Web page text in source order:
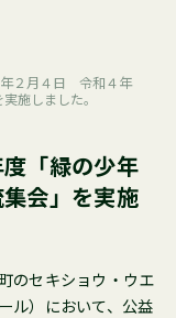
２月４日 令和４年
施しました。
「緑の少年
会」を実施
のセキショウ・ウエ
ル）において、公益